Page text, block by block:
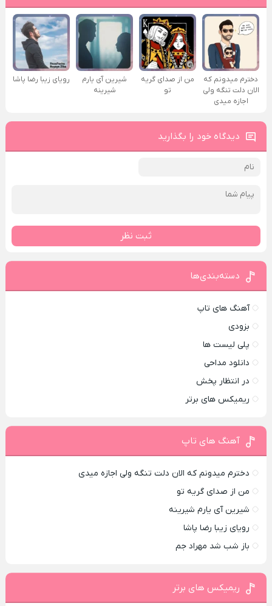
دخترم میدونم که
الان دلت تنگه ولی
اجازه میدی
من از صدای گريه
تو
شیرین آی یارم
شیرینه
رویای زیبا رضا پاشا
دیدگاه خود را بگذارید
ثبت نظر
دسته‌بندی‌ها
آهنگ های تاپ
بزودی
پلی لیست ها
دانلود مداحی
در انتظار پخش
ریمیکس های برتر
آهنگ های تاپ
دخترم میدونم که الان دلت تنگه ولی اجازه میدی
من از صدای گريه تو
شیرین آی یارم شیرینه
رویای زیبا رضا پاشا
باز شب شد مهراد جم
ریمیکس های برتر